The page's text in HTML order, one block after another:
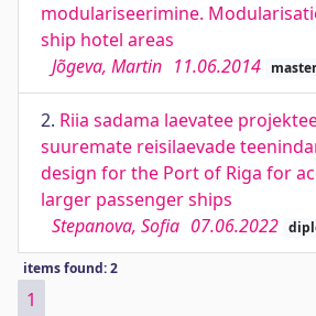
modulariseerimine.
ship hotel areas
Jõgeva, Martin 11.06.2014
2. Riia sadama laevatee
suuremate reisilaevade
design for the Port of Riga for
larger passenger ships
Stepanova, Sofia 07.06.2022
items found: 2
1